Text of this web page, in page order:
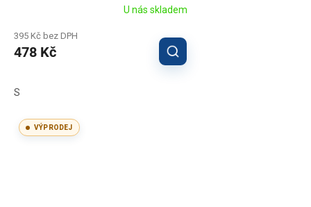
U nás skladem
395 Kč bez DPH
478 Kč
S
VÝPRODEJ